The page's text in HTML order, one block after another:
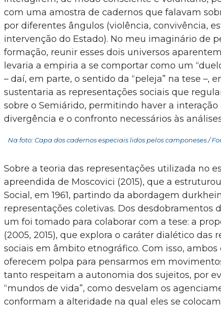
com uma amostra de cadernos que falavam
por diferentes ângulos (violência, convivência,
intervenção do Estado). No meu imaginário de
formação, reunir esses dois universos
levaria a empiria a se comportar como um
– daí, em parte, o sentido da “peleja” na tese –,
sustentaria as representações sociais que
sobre o Semiárido, permitindo haver a interação
divergência e o confronto necessários às
Na foto: Capa dos cadernos especiais lidos pelos camponeses /
Sobre a teoria das representações utilizada no
apreendida de Moscovici (2015), que a
Social, em 1961, partindo da abordagem
representações coletivas. Dos desdobramentos
um foi tomado para colaborar com a tese: a
(2005, 2015), que explora o caráter dialético das
sociais em âmbito etnográfico. Com isso, ambos
oferecem polpa para pensarmos em
tanto respeitam a autonomia dos sujeitos, por
“mundos de vida”, como desvelam os
conformam a alteridade na qual eles se